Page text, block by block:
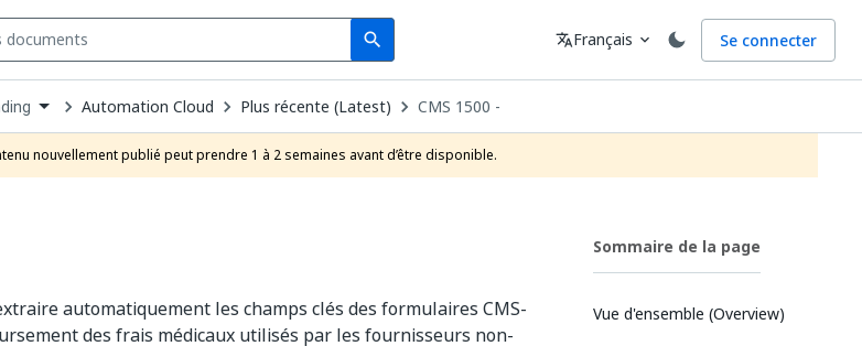
search
Search Langue
translateFrançais expand_more Se connecter
Automation Cloud Plus récente (Latest) CMS 1500 -
nouvellement publié peut prendre 1 à 2 semaines avant d’être disponible.
automatiquement les champs clés des formulaires CMS-
des frais médicaux utilisés par les fournisseurs non-
Sommaire de la page
Vue d'ensemble (Overview)